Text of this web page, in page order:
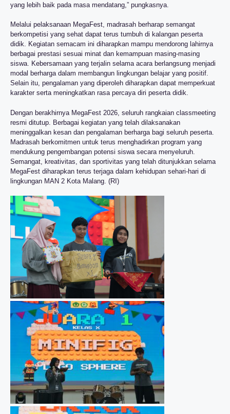
yang lebih baik pada masa mendatang,” pungkasnya.
Melalui pelaksanaan MegaFest, madrasah berharap semangat
berkompetisi yang sehat dapat terus tumbuh di kalangan peserta
didik. Kegiatan semacam ini diharapkan mampu mendorong lahirnya
berbagai prestasi sesuai minat dan kemampuan masing-masing
siswa. Kebersamaan yang terjalin selama acara berlangsung menjadi
modal berharga dalam membangun lingkungan belajar yang positif.
Selain itu, pengalaman yang diperoleh diharapkan dapat memperkuat
karakter serta meningkatkan rasa percaya diri peserta didik.
Dengan berakhirnya MegaFest 2026, seluruh rangkaian classmeeting
resmi ditutup. Berbagai kegiatan yang telah dilaksanakan
meninggalkan kesan dan pengalaman berharga bagi seluruh peserta.
Madrasah berkomitmen untuk terus menghadirkan program yang
mendukung pengembangan potensi siswa secara menyeluruh.
Semangat, kreativitas, dan sportivitas yang telah ditunjukkan selama
MegaFest diharapkan terus terjaga dalam kehidupan sehari-hari di
lingkungan MAN 2 Kota Malang. (RI)